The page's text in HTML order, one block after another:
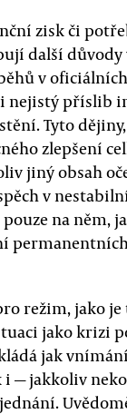
zisk či
další
v
nejistý příslib
Tyto dějiny,
zlepšení
jiný obsah
v
na něm,
režim, jako je
jako krizi
jak vnímání
— jakkoliv